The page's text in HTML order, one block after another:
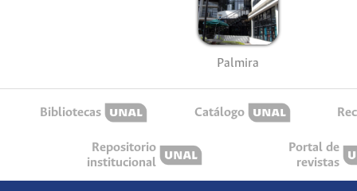
Palmira
Bibliotecas Catálogo
Repositorio
institucional
Portal de
revistas